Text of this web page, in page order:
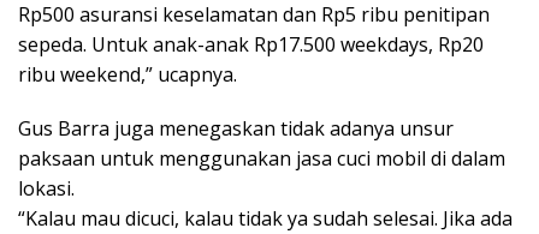
Rp500 asuransi keselamatan dan Rp5 ribu penitipan
sepeda. Untuk anak-anak Rp17.500 weekdays, Rp20
ribu weekend,” ucapnya.
Gus Barra juga menegaskan tidak adanya unsur
paksaan untuk menggunakan jasa cuci mobil di dalam
lokasi.
“Kalau mau dicuci, kalau tidak ya sudah selesai. Jika ada